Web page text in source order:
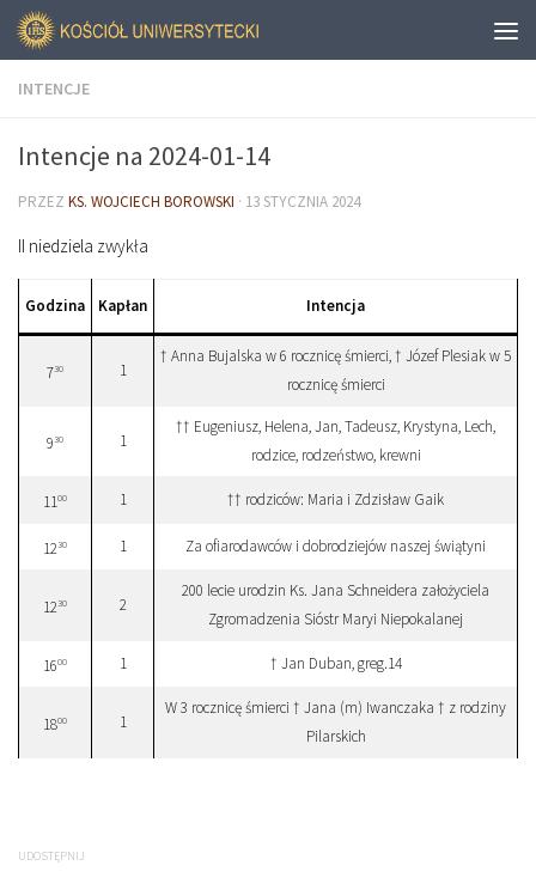
INTENCJE
Intencje na 2024-01-14
PRZEZ KS. WOJCIECH BOROWSKI · 13 STYCZNIA 2024
II niedziela zwykła
Godzina Kapłan Intencja
730 1
† Anna Bujalska w 6 rocznicę śmierci, † Józef Plesiak w 5
rocznicę śmierci
930 1
†† Eugeniusz, Helena, Jan, Tadeusz, Krystyna, Lech,
rodzice, rodzeństwo, krewni
1100 1 †† rodziców: Maria i Zdzisław Gaik
1230 1 Za ofiarodawców i dobrodziejów naszej świątyni
1230 2
200 lecie urodzin Ks. Jana Schneidera założyciela
Zgromadzenia Sióstr Maryi Niepokalanej
1600 1 † Jan Duban, greg.14
1800 1
W 3 rocznicę śmierci † Jana (m) Iwanczaka † z rodziny
Pilarskich
UDOSTĘPNIJ